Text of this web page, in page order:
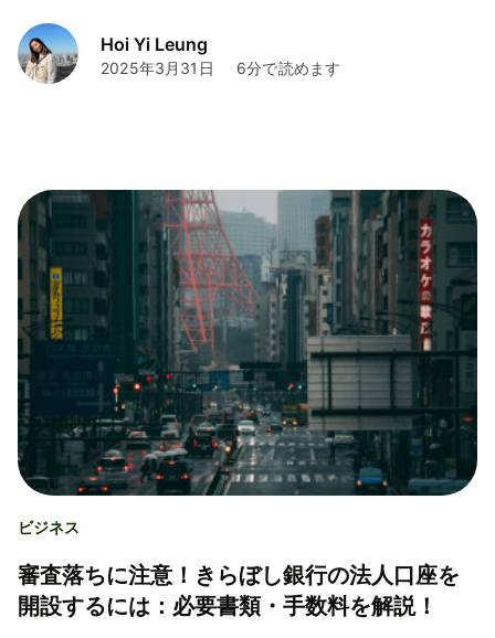
Hoi Yi Leung
2025年3月31日 6分で読めます
ビジネス
審査落ちに注意！きらぼし銀行の法人口座を
開設するには：必要書類・手数料を解説！